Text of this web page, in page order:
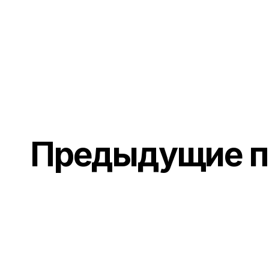
Предыдущие